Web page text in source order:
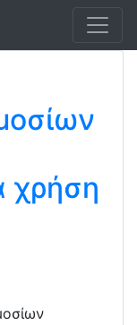
χρήση